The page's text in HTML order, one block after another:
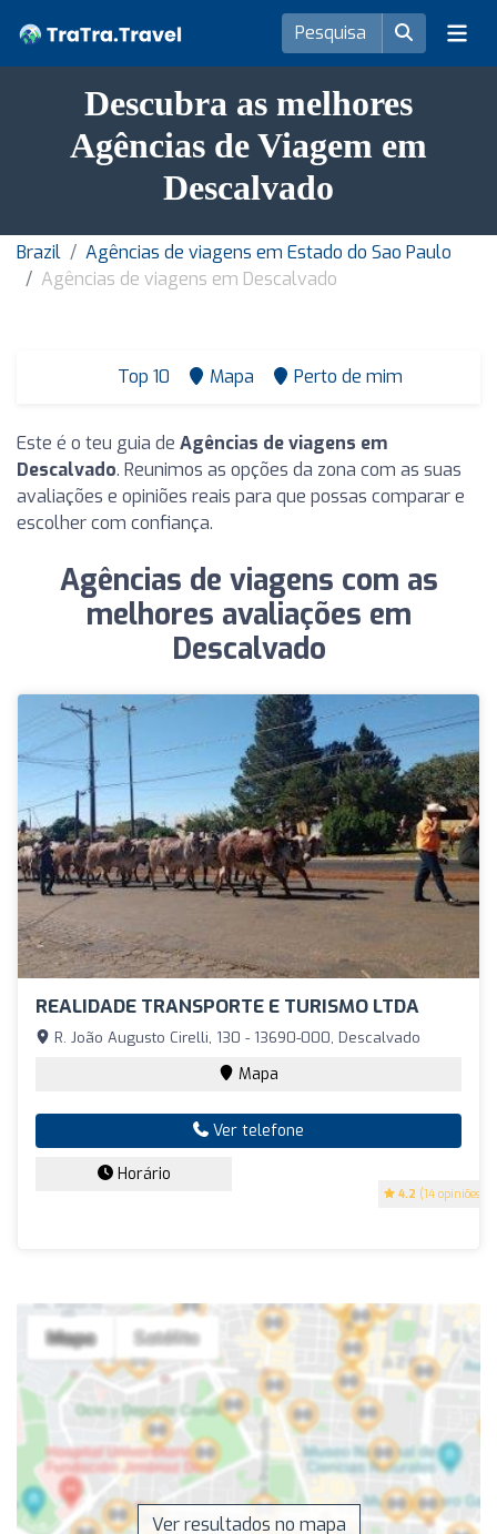
Descubra as melhores
Agências de Viagem em
Descalvado
Brazil
Agências de viagens em Estado do Sao Paulo
Agências de viagens em Descalvado
Top 10 Mapa Perto de mim
Este é o teu guia de Agências de viagens em
Descalvado. Reunimos as opções da zona com as suas
avaliações e opiniões reais para que possas comparar e
escolher com confiança.
Agências de viagens com as
melhores avaliações em
Descalvado
REALIDADE TRANSPORTE E TURISMO LTDA
4.2 (14 opiniões)
R. João Augusto Cirelli, 130 - 13690-000, Descalvado
Mapa
Ver telefone
Horário
Ver resultados no mapa